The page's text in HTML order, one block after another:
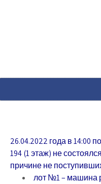
26.04.2022 года в 14:00
194 (1 этаж) не
причине не
лот №1 – машина